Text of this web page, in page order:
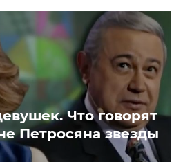
Что говорят
Петросяна звезды